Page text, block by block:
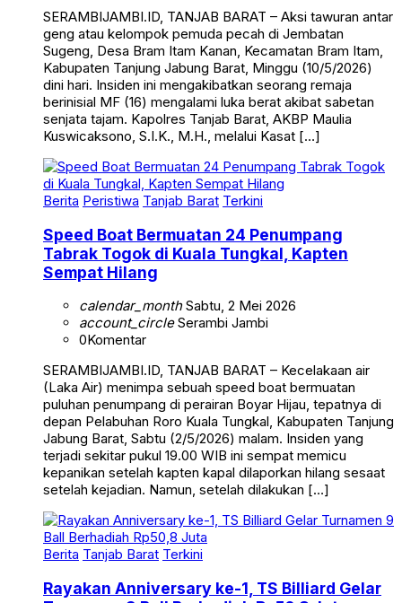
SERAMBIJAMBI.ID, TANJAB BARAT – Aksi tawuran antar
geng atau kelompok pemuda pecah di Jembatan
Sugeng, Desa Bram Itam Kanan, Kecamatan Bram Itam,
Kabupaten Tanjung Jabung Barat, Minggu (10/5/2026)
dini hari. Insiden ini mengakibatkan seorang remaja
berinisial MF (16) mengalami luka berat akibat sabetan
senjata tajam. Kapolres Tanjab Barat, AKBP Maulia
Kuswicaksono, S.I.K., M.H., melalui Kasat […]
Berita Peristiwa Tanjab Barat Terkini
Speed Boat Bermuatan 24 Penumpang
Tabrak Togok di Kuala Tungkal, Kapten
Sempat Hilang
calendar_monthSabtu, 2 Mei 2026
account_circleSerambi Jambi
0Komentar
SERAMBIJAMBI.ID, TANJAB BARAT – Kecelakaan air
(Laka Air) menimpa sebuah speed boat bermuatan
puluhan penumpang di perairan Boyar Hijau, tepatnya di
depan Pelabuhan Roro Kuala Tungkal, Kabupaten Tanjung
Jabung Barat, Sabtu (2/5/2026) malam. Insiden yang
terjadi sekitar pukul 19.00 WIB ini sempat memicu
kepanikan setelah kapten kapal dilaporkan hilang sesaat
setelah kejadian. Namun, setelah dilakukan […]
Berita Tanjab Barat Terkini
Rayakan Anniversary ke-1, TS Billiard Gelar